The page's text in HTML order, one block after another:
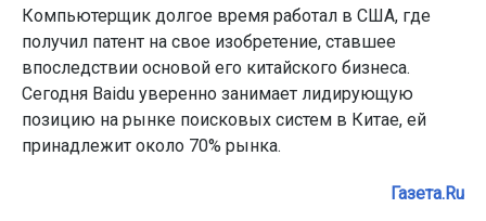
Компьютерщик долгое время работал в США, где
получил патент на свое изобретение, ставшее
впоследствии основой его китайского бизнеса.
Сегодня Baidu уверенно занимает лидирующую
позицию на рынке поисковых систем в Китае, ей
принадлежит около 70% рынка.
Газета.Ru